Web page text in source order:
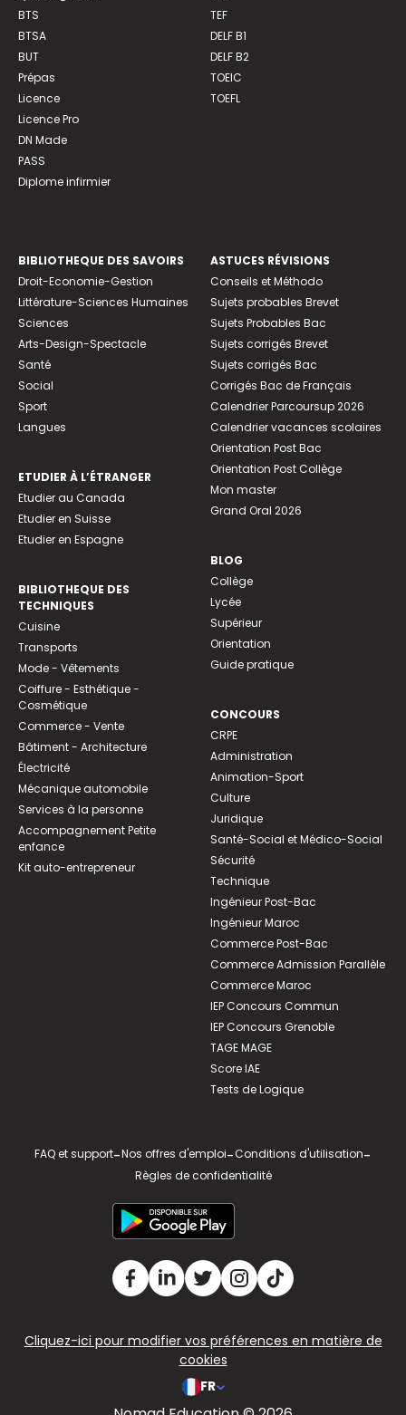
BTS
BTSA
BUT
Prépas
Licence
Licence Pro
DN Made
PASS
Diplome infirmier
TEF
DELF B1
DELF B2
TOEIC
TOEFL
BIBLIOTHEQUE DES SAVOIRS
Droit-Economie-Gestion
Littérature-Sciences Humaines
Sciences
Arts-Design-Spectacle
Santé
Social
Sport
Langues
ETUDIER À L’ÉTRANGER
Etudier au Canada
Etudier en Suisse
Etudier en Espagne
BIBLIOTHEQUE DES
TECHNIQUES
Cuisine
Transports
Mode - Vêtements
Coiffure - Esthétique -
Cosmétique
Commerce - Vente
Bâtiment - Architecture
Électricité
Mécanique automobile
Services à la personne
Accompagnement Petite
enfance
Kit auto-entrepreneur
ASTUCES RÉVISIONS
Conseils et Méthodo
Sujets probables Brevet
Sujets Probables Bac
Sujets corrigés Brevet
Sujets corrigés Bac
Corrigés Bac de Français
Calendrier Parcoursup 2026
Calendrier vacances scolaires
Orientation Post Bac
Orientation Post Collège
Mon master
Grand Oral 2026
BLOG
Collège
Lycée
Supérieur
Orientation
Guide pratique
CONCOURS
CRPE
Administration
Animation-Sport
Culture
Juridique
Santé-Social et Médico-Social
Sécurité
Technique
Ingénieur Post-Bac
Ingénieur Maroc
Commerce Post-Bac
Commerce Admission Parallèle
Commerce Maroc
IEP Concours Commun
IEP Concours Grenoble
TAGE MAGE
Score IAE
Tests de Logique
FAQ et support-Nos offres d'emploi-Conditions d'utilisation-
Règles de confidentialité
Cliquez-ici pour modifier vos préférences en matière de
cookies
FR